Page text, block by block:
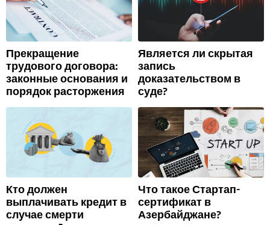
Прекращение
трудового договора:
законные основания и
порядок расторжения
Является ли скрытая
запись
доказательством в
суде?
Кто должен
выплачивать кредит в
случае смерти
Что такое Стартап-
сертификат в
Азербайджане?